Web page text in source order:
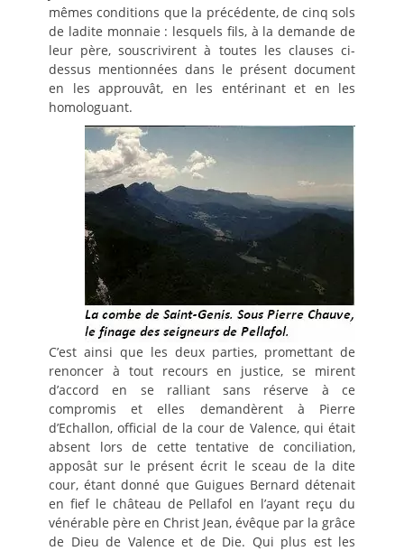
mêmes conditions que la précédente, de cinq sols
de ladite monnaie : lesquels fils, à la demande de
leur père, souscrivirent à toutes les clauses ci-
dessus mentionnées dans le présent document
en les approuvât, en les entérinant et en les
homologuant.
C’est ainsi que les deux parties, promettant de
renoncer à tout recours en justice, se mirent
d’accord en se ralliant sans réserve à ce
compromis et elles demandèrent à Pierre
d’Echallon, official de la cour de Valence, qui était
absent lors de cette tentative de conciliation,
apposât sur le présent écrit le sceau de la dite
cour, étant donné que Guigues Bernard détenait
en fief le château de Pellafol en l’ayant reçu du
vénérable père en Christ Jean, évêque par la grâce
de Dieu de Valence et de Die. Qui plus est les